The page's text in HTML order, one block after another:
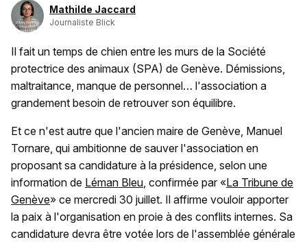
Mathilde Jaccard
Journaliste Blick
Il fait un temps de chien entre les murs de la Société
protectrice des animaux (SPA) de Genève. Démissions,
maltraitance, manque de personnel… l'association a
grandement besoin de retrouver son équilibre.
Et ce n'est autre que l'ancien maire de Genève, Manuel
Tornare, qui ambitionne de sauver l'association en
proposant sa candidature à la présidence, selon une
information de Léman Bleu, confirmée par «La Tribune de
Genève» ce mercredi 30 juillet. Il affirme vouloir apporter
la paix à l'organisation en proie à des conflits internes. Sa
candidature devra être votée lors de l'assemblée générale